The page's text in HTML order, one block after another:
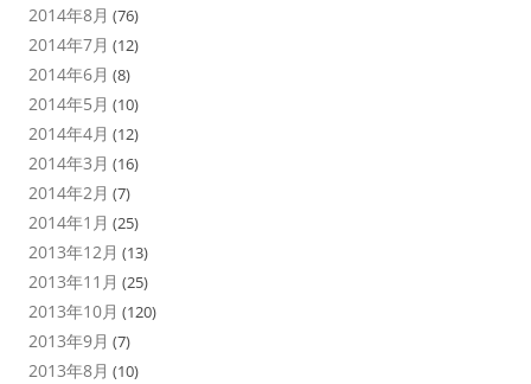
2014年8月 (76)
2014年7月 (12)
2014年6月 (8)
2014年5月 (10)
2014年4月 (12)
2014年3月 (16)
2014年2月 (7)
2014年1月 (25)
2013年12月 (13)
2013年11月 (25)
2013年10月 (120)
2013年9月 (7)
2013年8月 (10)